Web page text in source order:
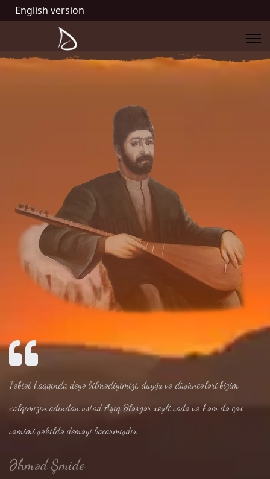
English version
Təbiət haqqında deyə bilmədiyimizi, duyğu və düşüncələri bizim
xalqımızın adından ustad Aşıq Ələsgər xeyli sadə və həm də çox
səmimi şəkildə deməyi bacarmışdır
Əhməd Şmide